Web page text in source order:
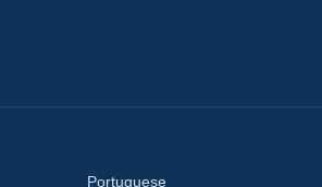
Portuguese